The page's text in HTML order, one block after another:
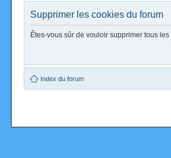
Supprimer les cookies du forum
Êtes-vous sûr de vouloir supprimer tous
Index du forum